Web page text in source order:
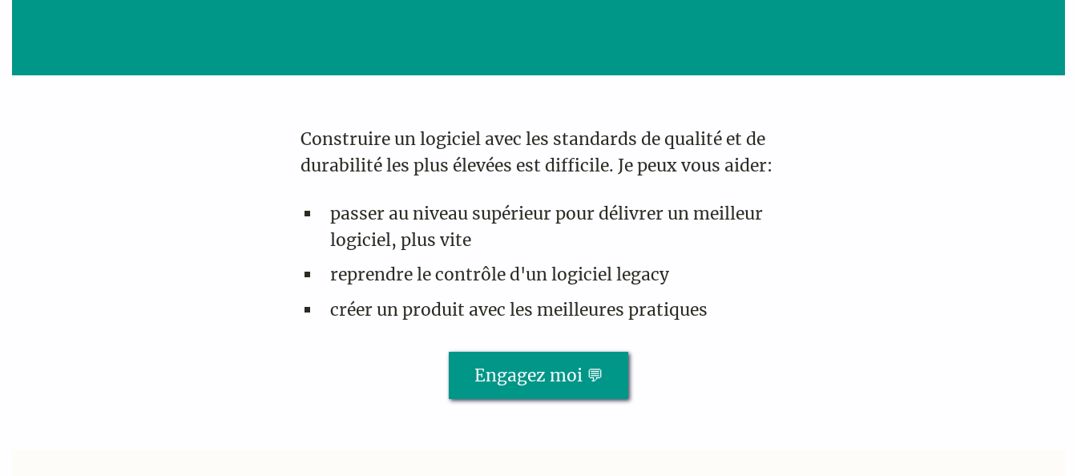
Construire un logiciel avec les standards de qualité et de
durabilité les plus élevées est difficile. Je peux vous aider:
passer au niveau supérieur pour délivrer un meilleur
logiciel, plus vite
reprendre le contrôle d'un logiciel legacy
créer un produit avec les meilleures pratiques
Engagez moi 💬